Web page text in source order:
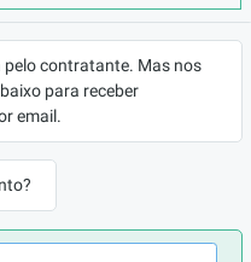
pelo contratante. Mas nos
para receber
email.